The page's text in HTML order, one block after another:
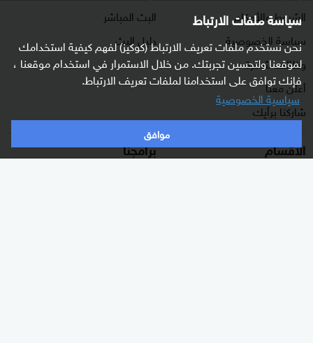
سياسة ملفات الارتباط
نحن نستخدم ملفات تعريف الارتباط (كوكيز) لفهم كيفية استخدامك
لموقعنا ولتحسين تجربتك. من خلال الاستمرار في استخدام موقعنا ،
فإنك توافق على استخدامنا لملفات تعريف الارتباط.
سياسية الخصوصية
موافق
الشروط والأحكام
سياسة الخصوصية
وظائف شاغرة
أعلن معنا
شاركنا برأيك
البث المباشر
دليل البث
الأقسام برامجنا